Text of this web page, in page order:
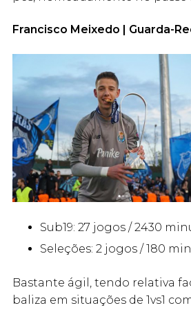
Francisco Meixedo | Guarda-
Sub19: 27 jogos / 2430
Seleções: 2 jogos / 180
Bastante ágil, tendo relativa
baliza em situações de 1vs1